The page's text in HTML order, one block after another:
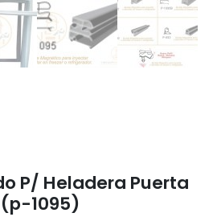
P/ Heladera Puerta
1095)